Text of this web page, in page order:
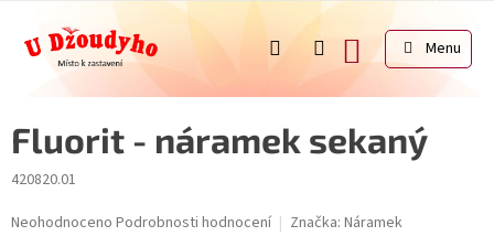
obsah
NÁKUPNÍ
KOŠÍK
Fluorit - náramek sekaný
420820.01
Průměrné
Neohodnoceno Podrobnosti hodnocení Značka: Náramek